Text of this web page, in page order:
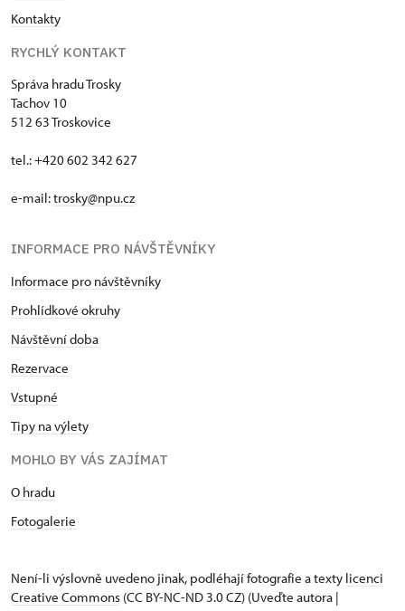
Kontakty
RYCHLÝ KONTAKT
Správa hradu Trosky
Tachov 10
512 63 Troskovice
tel.: +420 602 342 627
e-mail:trosky@npu.cz
INFORMACE PRO NÁVŠTĚVNÍKY
Informace pro návštěvníky
Prohlídkové okruhy
Návštěvní doba
Rezervace
Vstupné
Tipy na výlety
MOHLO BY VÁS ZAJÍMAT
O hradu
Fotogalerie
Není-li výslovně uvedeno jinak, podléhají fotografie a texty licenci
Creative Commons (CC BY-NC-ND 3.0 CZ) (Uveďte autora |